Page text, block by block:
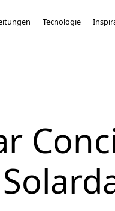
Tecnologie